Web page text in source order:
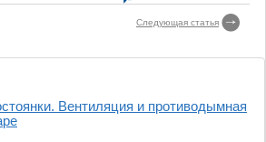
Следующая статья
Вентиляция и противодымная